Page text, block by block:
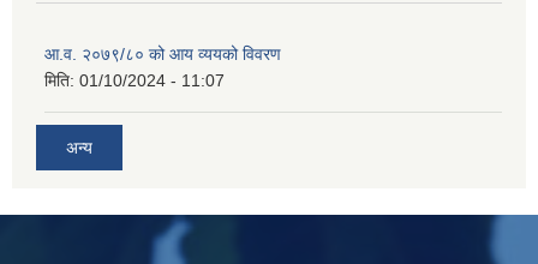
आ.व. २०७९/८० को आय व्ययको विवरण
मिति: 01/10/2024 - 11:07
अन्य